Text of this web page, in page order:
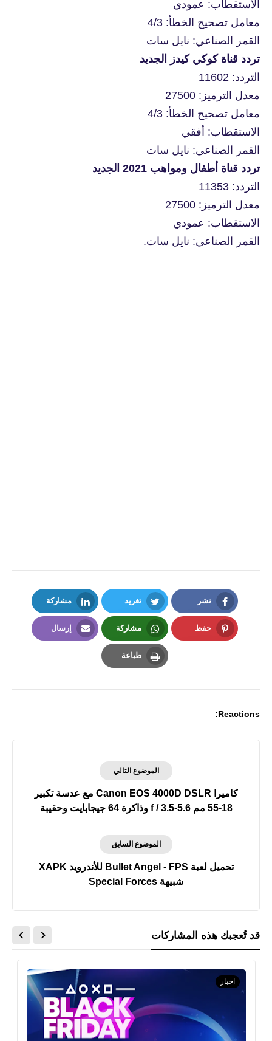
الاستقطاب: عمودي
معامل تصحيح الخطأ: 4/3
القمر الصناعي: نايل سات
تردد قناة كوكي كيدز الجديد
التردد: 11602
معدل الترميز: 27500
معامل تصحيح الخطأ: 4/3
الاستقطاب: أفقي
القمر الصناعي: نايل سات
تردد قناة أطفال ومواهب 2021 الجديد
التردد: 11353
معدل الترميز: 27500
الاستقطاب: عمودي
القمر الصناعي: نايل سات.
نشر
Facebook
تغريد
Twitter
مشاركة
LinkedIn
حفظ مشاركة
Whatsapp
إرسال
طباعة
Reactions:
الموضوع التالي
كاميرا Canon EOS 4000D DSLR مع عدسة تكبير
18-55 مم f / 3.5-5.6 وذاكرة 64 جيجابايت وحقيبة
الموضوع السابق
تحميل لعبة Bullet Angel - FPS للأندرويد XAPK
شبيهة Special Forces
قد تُعجبك هذه المشاركات
اخبار